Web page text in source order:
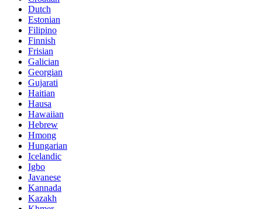
Dutch
Estonian
Filipino
Finnish
Frisian
Galician
Georgian
Gujarati
Haitian
Hausa
Hawaiian
Hebrew
Hmong
Hungarian
Icelandic
Igbo
Javanese
Kannada
Kazakh